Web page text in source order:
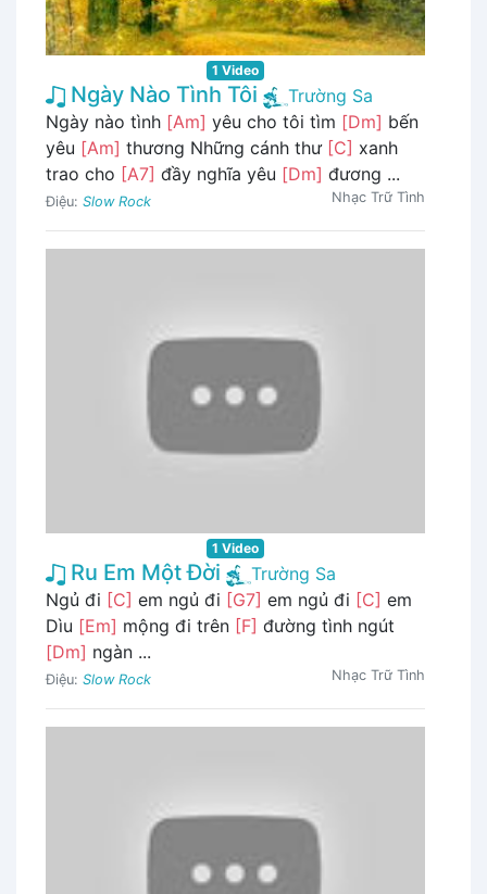
1 Video
Ngày Nào Tình Tôi
Trường Sa
Ngày nào tình [Am] yêu cho tôi tìm [Dm] bến
yêu [Am] thương Những cánh thư [C] xanh
trao cho [A7] đầy nghĩa yêu [Dm] đương ...
Điệu: Slow Rock Nhạc Trữ Tình
1 Video
Ru Em Một Đời
Trường Sa
Ngủ đi [C] em ngủ đi [G7] em ngủ đi [C] em
Dìu [Em] mộng đi trên [F] đường tình ngút
[Dm] ngàn ...
Điệu: Slow Rock Nhạc Trữ Tình